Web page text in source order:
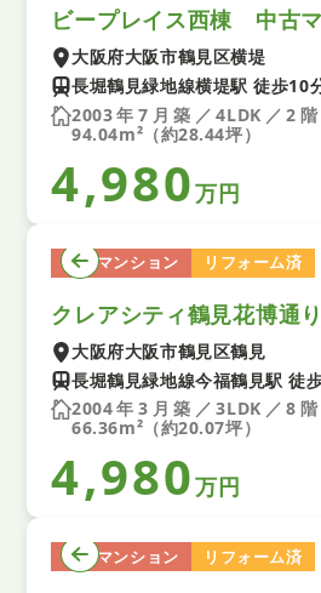
ビープレイス西棟 中古
大阪府大阪市鶴見区横堤
長堀鶴見緑地線横堤駅 徒歩10
2003年7月築／4LDK／2
94.04m²（約28.44坪）
4,980万円
中古マンション リフォーム済
大阪府大阪市鶴見区鶴見
長堀鶴見緑地線今福鶴見駅 徒
2004年3月築／3LDK／8
66.36m²（約20.07坪）
4,980万円
中古マンション リフォーム済